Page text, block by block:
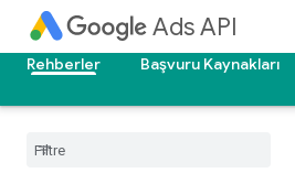
Ads API
Rehberler Başvuru Kaynakları